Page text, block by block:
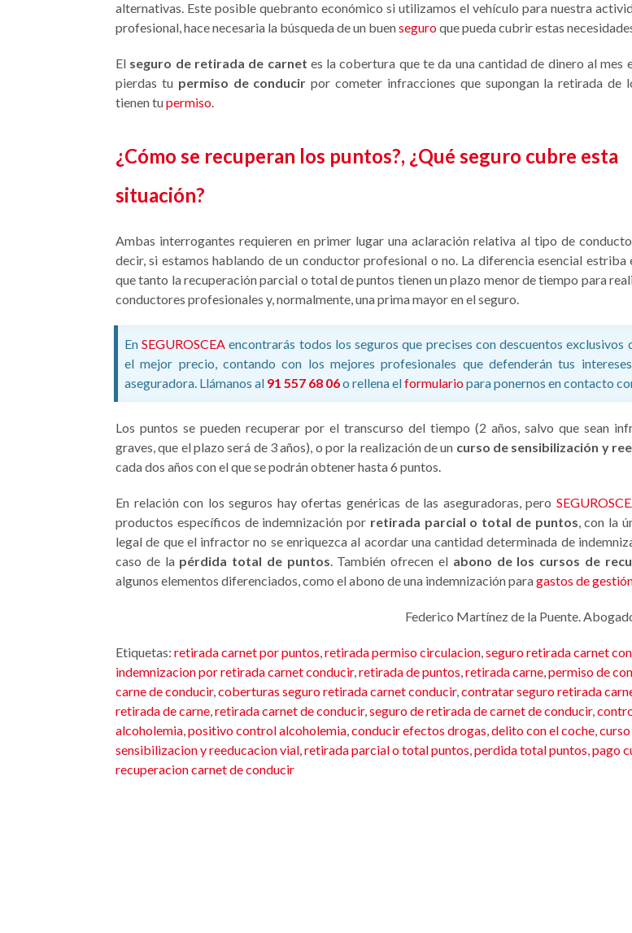
alternativas. Este posible quebranto económico si utilizamos el vehículo para nuestra
profesional, hace necesaria la búsqueda de un buenseguroque pueda cubrir estas
El seguro de retirada de carnet es la cobertura que te da una cantidad de dinero al mes
pierdas tu permiso de conducir por cometer infracciones que supongan la retirada de
tienen tupermiso.
¿Cómo se recuperan los puntos?, ¿Qué seguro cubre esta
situación?
Ambas interrogantes requieren en primer lugar una aclaración relativa al tipo de
decir, si estamos hablando de un conductor profesional o no. La diferencia esencial estriba
que tanto la recuperación parcial o total de puntos tienen un plazo menor de tiempo para
conductores profesionales y, normalmente, una prima mayor en el seguro.
EnSEGUROSCEA encontrarás todos los seguros que precises con descuentos exclusivos
el mejor precio, contando con los mejores profesionales que defenderán tus
aseguradora. Llámanos al 91 557 68 06o rellena elformulariopara ponernos en contacto
Los puntos se pueden recuperar por el transcurso del tiempo (2 años, salvo que sean
graves, que el plazo será de 3 años), o por la realización de un curso de sensibilización y
cada dos años con el que se podrán obtener hasta 6 puntos.
En relación con los seguros hay ofertas genéricas de las aseguradoras, pero
productos específicos de indemnización por retirada parcial o total de puntos, con la
legal de que el infractor no se enriquezca al acordar una cantidad determinada de
caso de la pérdida total de puntos. También ofrecen el abono de los cursos de
algunos elementos diferenciados, como el abono de una indemnización paragastos de
Federico Martínez de la Puente.
Etiquetas: retirada carnet por puntos,retirada permiso circulacion,seguro retirada carnet
indemnizacion por retirada carnet conducir,retirada de puntos,retirada carne,permiso de
carne de conducir,coberturas seguro retirada carnet conducir,contratar seguro retirada
retirada de carne,retirada carnet de conducir,seguro de retirada de carnet de conducir,
alcoholemia,positivo control alcoholemia,conducir efectos drogas,delito con el coche,curso
sensibilizacion y reeducacion vial,retirada parcial o total puntos,perdida total puntos,pago
recuperacion carnet de conducir